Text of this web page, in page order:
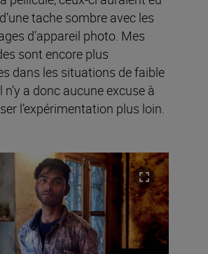
tache sombre avec les
d’appareil photo. Mes
sont encore plus
dans les situations de faible
a donc aucune excuse à
l’expérimentation plus loin.